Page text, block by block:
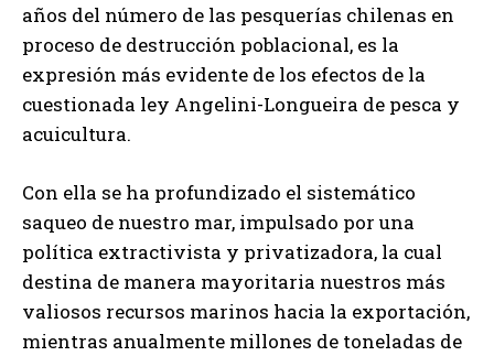
años del número de las pesquerías chilenas en
proceso de destrucción poblacional, es la
expresión más evidente de los efectos de la
cuestionada ley Angelini-Longueira de pesca y
acuicultura.
Con ella se ha profundizado el sistemático
saqueo de nuestro mar, impulsado por una
política extractivista y privatizadora, la cual
destina de manera mayoritaria nuestros más
valiosos recursos marinos hacia la exportación,
mientras anualmente millones de toneladas de